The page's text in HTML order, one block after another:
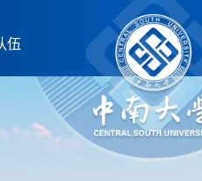
伍